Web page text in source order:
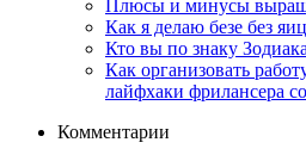
Плюсы и минусы
Как я делаю безе без яиц
Кто вы по знаку
Как организовать
лайфхаки фрилансера
Комментарии